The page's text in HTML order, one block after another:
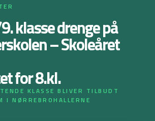
klasse drenge på
– Skoleåret
for 8.kl.
KLASSE BLIVER TILBUDT
I NØRREBROHALLERNE